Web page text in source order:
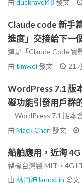
由 duckravel48 發文
Claude code 新手
進度」交接給下一
這是「Claude Code 實
由 timwei發文 21
WordPress 7.1 版
礙功能引發用戶群
WordPress 7.1 版本
由 Mack Chan 發文
船舶應用，近海
整機台灣製 MIT，4G
由 林門神JanusLin 發文